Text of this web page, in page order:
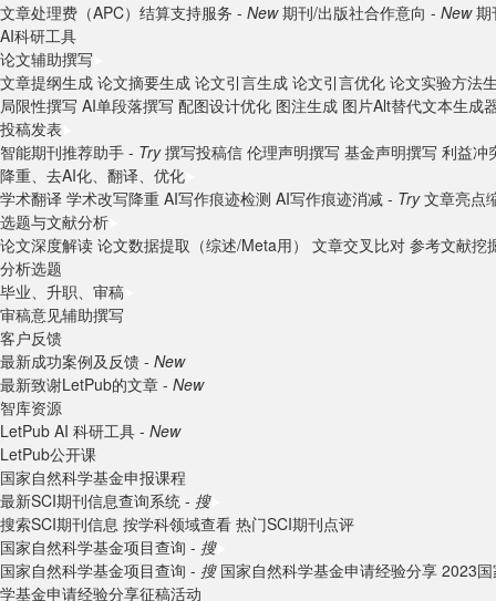
文章处理费（APC）结算支持服务 - New 期刊/出版社合作意向 - New
AI科研工具
论文辅助撰写
文章提纲生成 论文摘要生成 论文引言生成 论文引言优化 论文实验方法
局限性撰写 AI单段落撰写 配图设计优化 图注生成 图片Alt替代文本生成
投稿发表
智能期刊推荐助手 - Try 撰写投稿信 伦理声明撰写 基金声明撰写 利益冲
降重、去AI化、翻译、优化
学术翻译 学术改写降重 AI写作痕迹检测 AI写作痕迹消减 - Try 文章亮点
选题与文献分析
论文深度解读 论文数据提取（综述/Meta用） 文章交叉比对 参考文献挖
分析选题
毕业、升职、审稿
审稿意见辅助撰写
客户反馈
最新成功案例及反馈 - New
最新致谢LetPub的文章 - New
智库资源
LetPub AI 科研工具 - New
LetPub公开课
国家自然科学基金申报课程
最新SCI期刊信息查询系统 - 搜
搜索SCI期刊信息 按学科领域查看 热门SCI期刊点评
国家自然科学基金项目查询 - 搜
国家自然科学基金项目查询 - 搜 国家自然科学基金申请经验分享 2023
学基金申请经验分享征稿活动